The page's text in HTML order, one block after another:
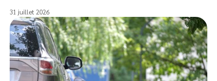
31 juillet 2026